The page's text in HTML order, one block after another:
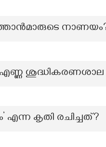
ശുദ്ധികരണശാല
എന്ന കൃതി രചിച്ചത്?